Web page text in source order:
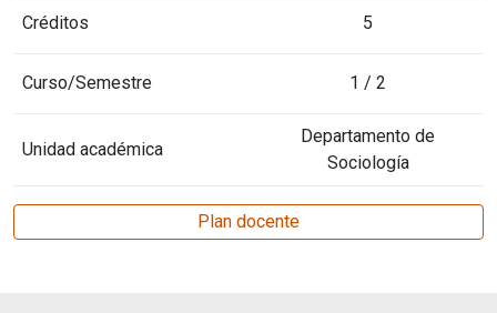
Créditos 5
Curso/Semestre 1 / 2
Unidad académica
Departamento de
Sociología
Plan docente